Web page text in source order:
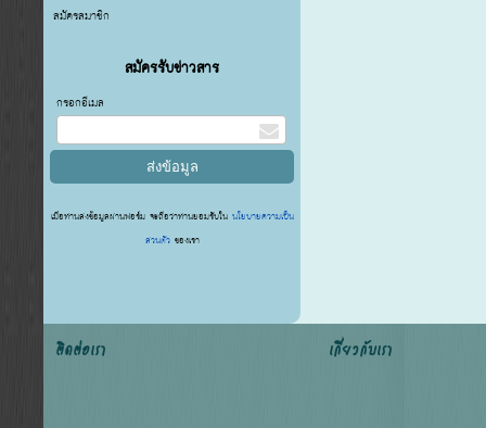
สมัครสมาชิก
สมัครรับข่าวสาร
กรอกอีเมล
เมื่อท่านส่งข้อมูลผ่านฟอร์ม จะถือว่าท่านยอมรับในนโยบายความเป็น
ส่วนตัว ของเรา
ติดต่อเรา เกี่ยวกับเรา